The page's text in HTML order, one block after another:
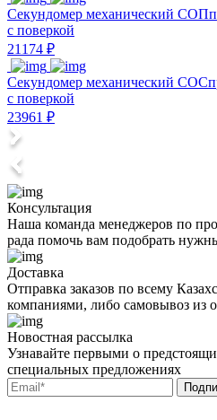
Секундомер механический
с поверкой
21174 ₽
Секундомер механический
с поверкой
23961 ₽
Консультация
Наша команда менеджеров по
рада помочь вам подобрать
Доставка
Отправка заказов по всему
компаниями, либо самовывоз из
Новостная рассылка
Узнавайте первыми о
специальных предложениях